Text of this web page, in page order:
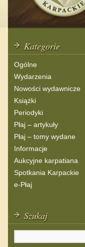
Kategorie
Ogólne
Wydarzenia
Nowości wydawnicze
Książki
Periodyki
Płaj – artykuły
Płaj – tomy wydane
Informacje
Aukcyjne karpatiana
Spotkania Karpackie
e-Płaj
Szukaj